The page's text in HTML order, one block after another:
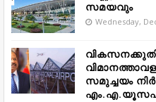
സമയവും
Wednesday,
സമുച്ചയം